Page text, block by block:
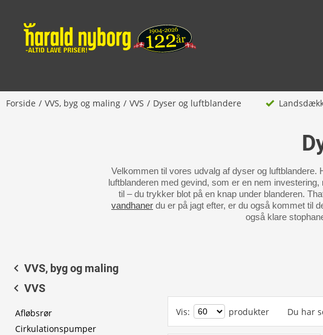
Forside VVS, byg og maling VVS Dyser og luftblandere
Velkommen til vores udvalg af dyser og
luftblanderen med gevind, som er en nem
til – du trykker blot på en knap under blanderen.
vandhaner du er på jagt efter, er du også kommet til
også klare
VVS, byg og maling
VVS
Afløbsrør
Cirkulationspumper
Vis: produkter Du har